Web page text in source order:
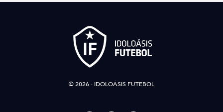
© 2026 - IDOLOÁSIS FUTEBOL